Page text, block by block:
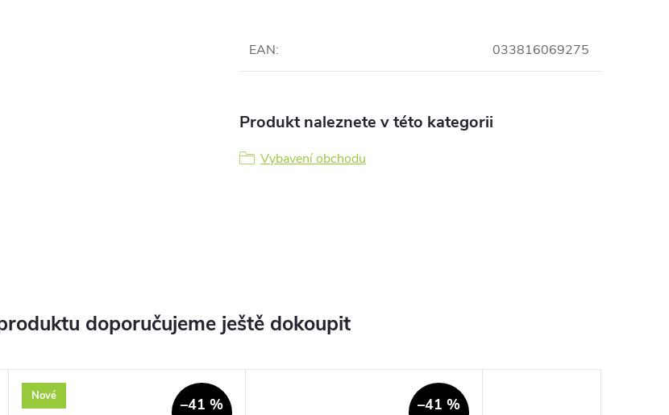
EAN: 033816069275
Produkt naleznete v této kategorii
Vybavení obchodu
doporučujeme ještě dokoupit
Nové –41 % –41 %